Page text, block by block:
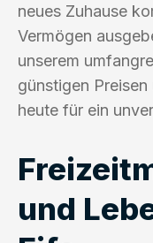
neues Zuhause
Vermögen
unserem
günstigen
heute für ein
und